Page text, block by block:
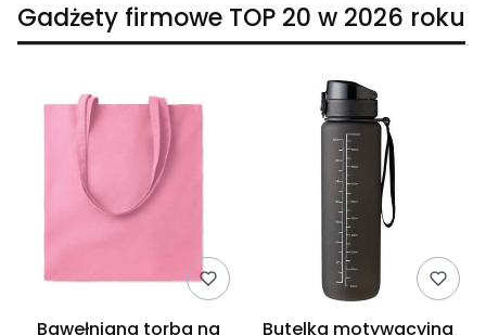
Gadżety firmowe TOP 20 w 2026 roku
Bawełniana torba na
Butelka motywacyjna